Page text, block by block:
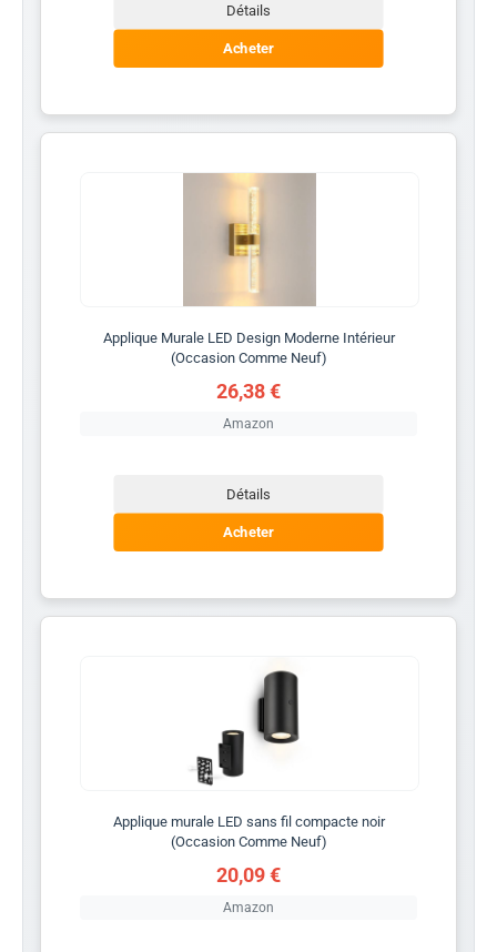
Détails
Acheter
Applique Murale LED Design Moderne Intérieur
(Occasion Comme Neuf)
26,38 €
Amazon
Détails
Acheter
Applique murale LED sans fil compacte noir
(Occasion Comme Neuf)
20,09 €
Amazon